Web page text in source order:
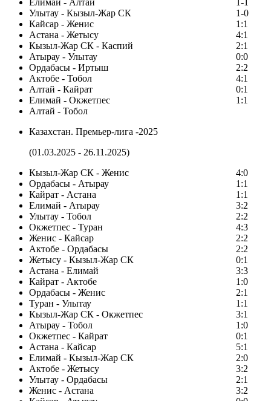
Елимай - Алтай
1-1
Улытау - Кызыл-Жар СК
1-0
Кайсар - Женис
1:1
Астана - Жетысу
4:1
Кызыл-Жар СК - Каспий
2:1
Атырау - Улытау
0:0
Ордабасы - Иртыш
2:2
Актобе - Тобол
4:1
Алтай - Кайрат
0:1
Елимай - Окжетпес
1:1
Алтай - Тобол
Казахстан. Премьер-лига -2025
(01.03.2025 - 26.11.2025)
Кызыл-Жар СК - Женис
4:0
Ордабасы - Атырау
1:1
Кайрат - Астана
1:1
Елимай - Атырау
3:2
Улытау - Тобол
2:2
Окжетпес - Туран
4:3
Женис - Кайсар
2:2
Актобе - Ордабасы
2:2
Жетысу - Кызыл-Жар СК
0:1
Астана - Елимай
3:3
Кайрат - Актобе
1:0
Ордабасы - Женис
2:1
Туран - Улытау
1:1
Кызыл-Жар СК - Окжетпес
3:1
Атырау - Тобол
1:0
Окжетпес - Кайрат
0:1
Астана - Кайсар
5:1
Елимай - Кызыл-Жар СК
2:0
Актобе - Жетысу
3:2
Улытау - Ордабасы
2:1
Женис - Астана
3:2